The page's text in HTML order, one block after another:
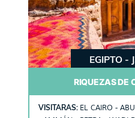
EGIPTO -
RIQUEZAS DE
VISITARAS: EL CAIRO -